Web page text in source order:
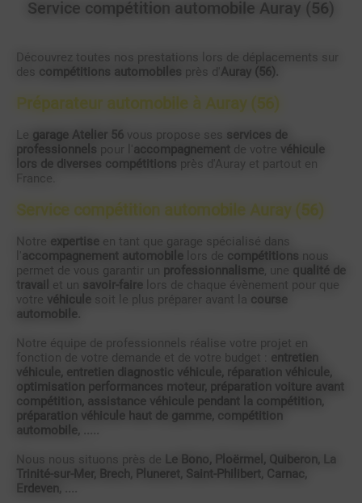
Service compétition automobile Auray (56)
Découvrez toutes nos prestations lors de déplacements sur
des compétitions automobiles près d' Auray (56).
Préparateur automobile à Auray (56)
Le garage Atelier 56 vous propose ses services de
professionnels
pour l' accompagnement de votre véhicule
lors de diverses compétitions
près d'Auray et partout en
France.
Service compétition automobile Auray (56)
Notre expertise en tant que garage spécialisé dans
accompagnement automobile lors de compétitions nous
permet de vous garantir un
professionnalisme, une qualité de
travail
et un savoir-faire lors de chaque évènement pour que
votre véhicule soit le plus préparer avant la course
automobile.
Notre équipe de professionnels réalise votre projet en
fonction de votre demande et de votre budget : entretien
véhicule, entretien diagnostic véhicule, réparation véhicule,
optimisation performances moteur, préparation voiture avant
compétition, assistance véhicule pendant la compétition,
préparation véhicule haut de gamme, compétition
automobile, .....
Nous nous situons près de Le Bono, Ploërmel, Quiberon, La
Trinité-sur-Mer, Brech, Pluneret, Saint-Philibert, Carnac,
Erdeven, ....